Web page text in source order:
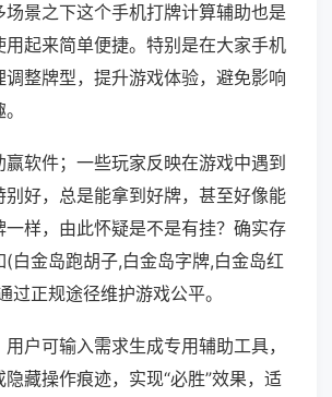
场景之下这个手机打牌计算辅助也是
用起来简单便捷。特别是在大家手机
整牌型，提升游戏体验，避免影响
软件；一些玩家反映在游戏中遇到
别好，总是能拿到好牌，甚至好像能
一样，由此怀疑是不是有挂？确实存
白金岛跑胡子,白金岛字牌,白金岛红
过正规途径维护游戏公平。
户可输入需求生成专用辅助工具，
藏操作痕迹，实现“必胜”效果，适